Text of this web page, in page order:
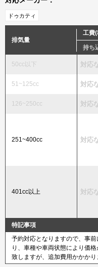
ドゥカティ
排気量
工費
持ち
50cc以下 対応
51~125cc 対応
126~250cc 対応
251~400cc 対応
401cc以上 対応
特記事項
予約対応となりますので、事
り、車種や車両状態により価
致しますが、追加費用かかかり